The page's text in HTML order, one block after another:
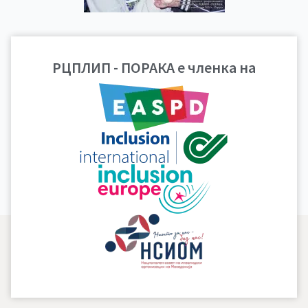
Гласило броj 3, 2014
година
ПРЕВЗЕМИ
РЦПЛИП - ПОРАКА е членка на